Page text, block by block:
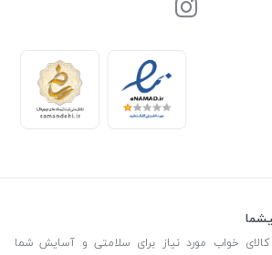
خواب مورد نیاز برای سلامتی و آسایش شما